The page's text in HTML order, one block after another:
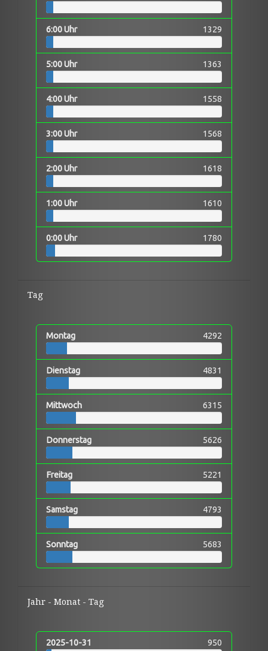
6:00 Uhr 1329
5:00 Uhr 1363
4:00 Uhr 1558
3:00 Uhr 1568
2:00 Uhr 1618
1:00 Uhr 1610
0:00 Uhr 1780
Tag
Montag 4292
Dienstag 4831
Mittwoch 6315
Donnerstag 5626
Freitag 5221
Samstag 4793
Sonntag 5683
Jahr - Monat - Tag
2025-10-31 950